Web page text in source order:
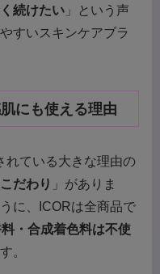
続けたい 」という声
すいスキンケアブラ
にも使える理由
れている大きな理由の
だわり 」がありま
に、ICORは全商品で
・合成着色料は不使
。